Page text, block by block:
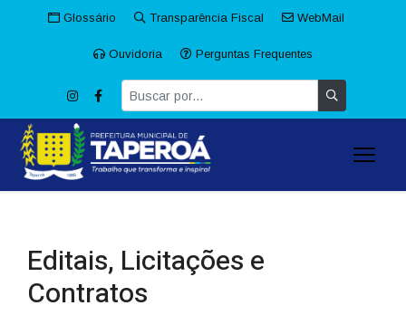
Glossário Transparência Fiscal WebMail
Ouvidoria Perguntas Frequentes
Editais, Licitações e
Contratos